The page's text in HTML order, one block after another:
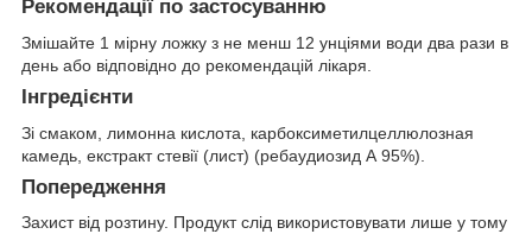
Рекомендації по застосуванню
Змішайте 1 мірну ложку з не менш 12 унціями води два рази в
день або відповідно до рекомендацій лікаря.
Інгредієнти
Зі смаком, лимонна кислота, карбоксиметилцеллюлозная
камедь, екстракт стевії (лист) (ребаудиозид А 95%).
Попередження
Захист від розтину. Продукт слід використовувати лише у тому